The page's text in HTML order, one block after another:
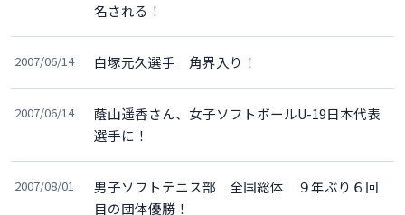
名される！
2007/06/14 白塚元久選手 角界入り！
2007/06/14
蔭山遥香さん、女子ソフトボールU-19日本代表
選手に！
2007/08/01
男子ソフトテニス部 全国総体 ９年ぶり６回
目の団体優勝！